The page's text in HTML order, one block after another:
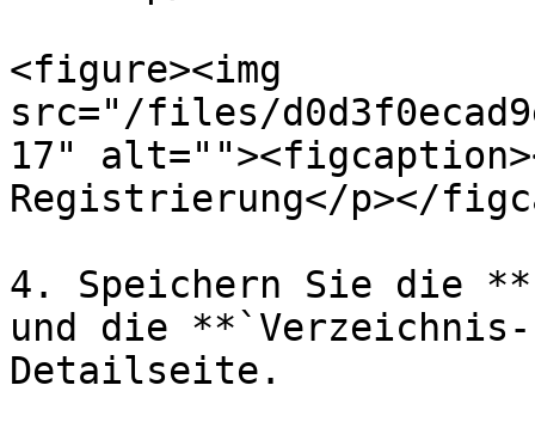
<figure><img
src="/files/
17"
Registrierung</p></
4. Speichern Sie die
und die
Detailseite.